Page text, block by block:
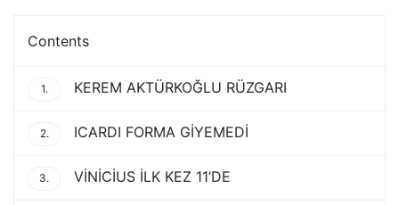
Contents
1. KEREM AKTÜRKOĞLU RÜZGARI
2. ICARDI FORMA GİYEMEDİ
3. VİNİCİUS İLK KEZ 11’DE